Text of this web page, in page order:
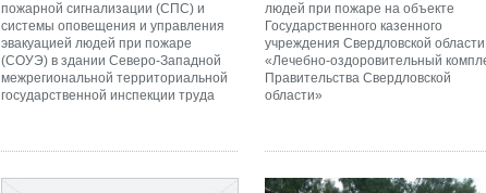
пожарной сигнализации (СПС) и
системы оповещения и управления
эвакуацией людей при пожаре
(СОУЭ) в здании Северо-Западной
межрегиональной территориальной
государственной инспекции труда
людей при пожаре на объекте
Государственного казенного
учреждения Свердловской области
«Лечебно-оздоровительный
Правительства Свердловской
области»